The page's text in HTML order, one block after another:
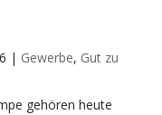
| Gewerbe, Gut zu
gehören heute